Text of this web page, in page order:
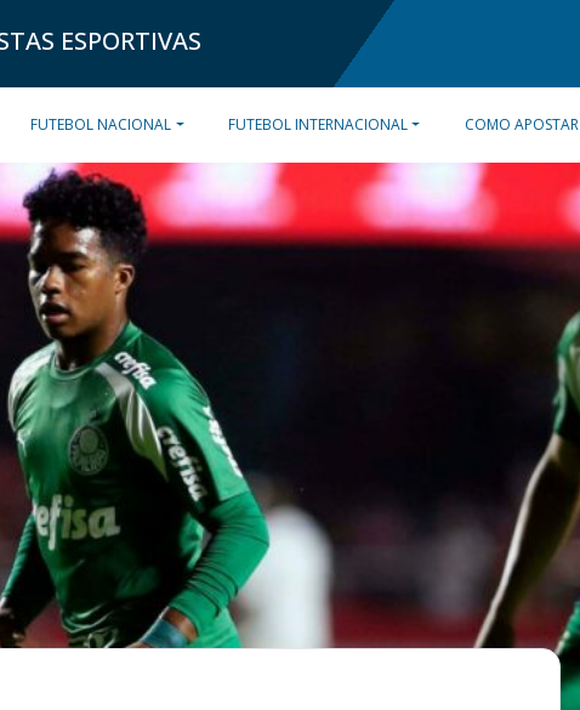
ESPORTIVAS
FUTEBOL NACIONAL FUTEBOL INTERNACIONAL COMO APOSTAR